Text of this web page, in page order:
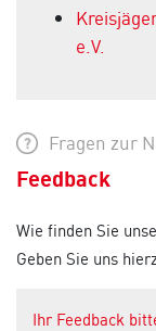
e.V.
Fragen zur
Feedback
Wie finden Sie
Geben Sie uns
Ihr Feedback